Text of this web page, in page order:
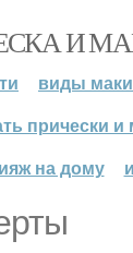
И
виды
прически и
на дому